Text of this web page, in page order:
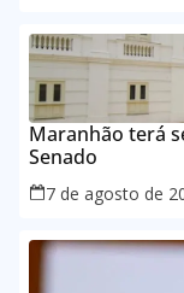
Maranhão terá
Senado
7 de agosto de